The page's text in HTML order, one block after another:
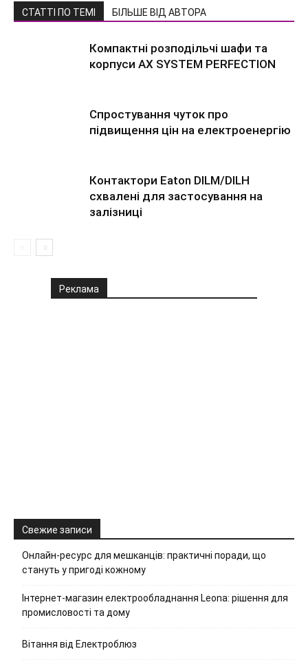
СТАТТІ ПО ТЕМІ БІЛЬШЕ ВІД АВТОРА
Компактні розподільчі шафи та
корпуси AX SYSTEM PERFECTION
Спростування чуток про
підвищення цін на електроенергію
Контактори Eaton DILM/DILH
схвалені для застосування на
залізниці
Реклама
Свежие записи
Онлайн-ресурс для мешканців: практичні поради, що
стануть у пригоді кожному
Інтернет-магазин електрообладнання Leona: рішення для
промисловості та дому
Вітання від Електроблюз